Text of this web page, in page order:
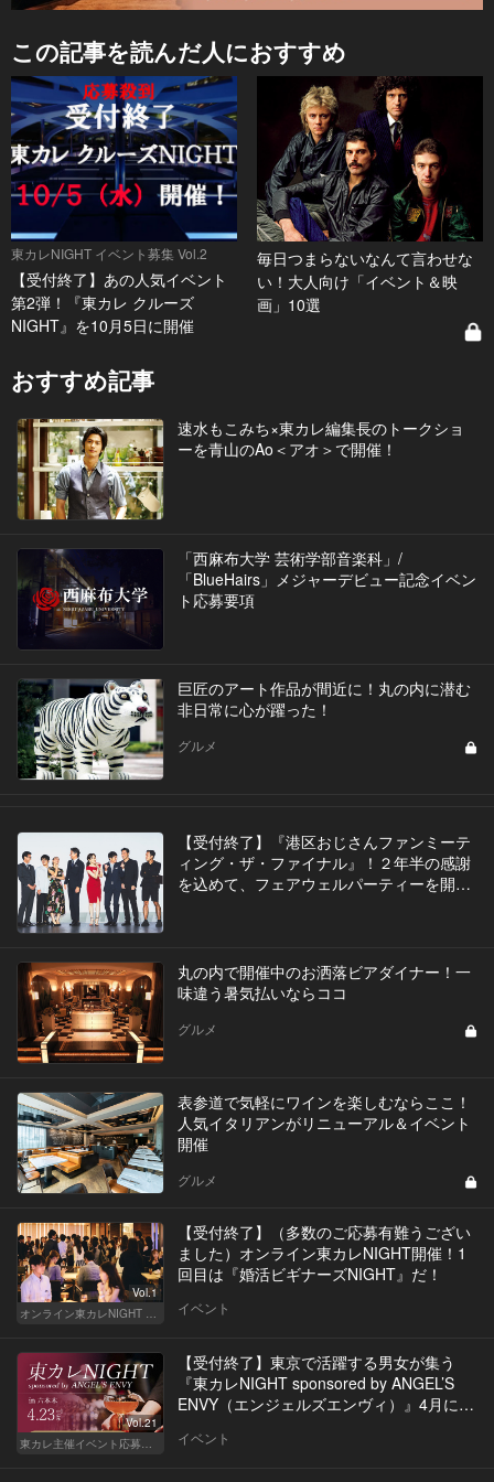
この記事を読んだ人におすすめ
東カレNIGHT イベント募集 Vol.2
【受付終了】あの人気イベント
第2弾！『東カレ クルーズ
NIGHT』を10月5日に開催
毎日つまらないなんて言わせな
い！大人向け「イベント＆映
画」10選
おすすめ記事
速水もこみち×東カレ編集長のトークショ
ーを青山のAo＜アオ＞で開催！
「西麻布大学 芸術学部音楽科」/
「BlueHairs」メジャーデビュー記念イベン
ト応募要項
巨匠のアート作品が間近に！丸の内に潜む
非日常に心が躍った！
グルメ
【受付終了】『港区おじさんファンミーテ
ィング・ザ・ファイナル』！２年半の感謝
を込めて、フェアウェルパーティーを開
丸の内で開催中のお洒落ビアダイナー！一
味違う暑気払いならココ
グルメ
表参道で気軽にワインを楽しむならここ！
人気イタリアンがリニューアル＆イベント
開催
グルメ
Vol.1
オンライン東カレNIGHT イベント募集
【受付終了】（多数のご応募有難うござい
ました）オンライン東カレNIGHT開催！1
回目は『婚活ビギナーズNIGHT』だ！
イベント
Vol.21
東カレ主催イベント応募詳細記事一覧
【受付終了】東京で活躍する男女が集う
『東カレNIGHT sponsored by ANGEL’S
ENVY（エンジェルズエンヴィ）』4月に開
イベント